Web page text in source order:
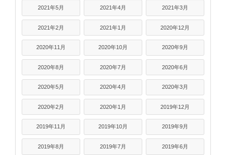
2021年5月 2021年4月 2021年3月
2021年2月 2021年1月 2020年12月
2020年11月 2020年10月 2020年9月
2020年8月 2020年7月 2020年6月
2020年5月 2020年4月 2020年3月
2020年2月 2020年1月 2019年12月
2019年11月 2019年10月 2019年9月
2019年8月 2019年7月 2019年6月